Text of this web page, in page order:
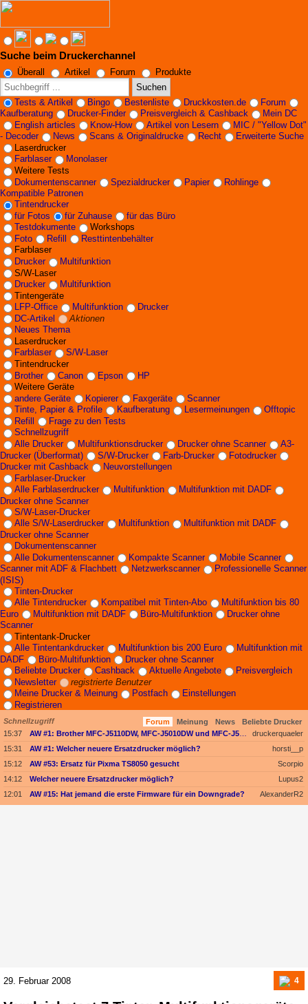
Suche beim Druckerchannel
Überall Artikel Forum
Produkte
Suchen
Tests & Artikel
Bingo Bestenliste Druckkosten.de
Forum
Kaufberatung
Drucker-Finder Preisvergleich & Cashback
Mein DC
English articles
Know-How Artikel von Lesern
MIC / "Yellow Dot"
- Decoder
News Scans & Originaldrucke Recht
Erweiterte Suche
Laserdrucker
Farblaser
Monolaser
Weitere Tests
Dokumentenscanner
Spezialdrucker Papier
Rohlinge
Kompatible Patronen
Tintendrucker
für Fotos
für Zuhause
für das Büro
Testdokumente
Workshops
Foto
Refill
Resttintenbehälter
Farblaser
Drucker
Multifunktion
S/W-Laser
Drucker
Multifunktion
Tintengeräte
LFP-Office
Multifunktion
Drucker
DC-Artikel
Aktionen
Neues Thema
Laserdrucker
Farblaser
S/W-Laser
Tintendrucker
Brother
Canon Epson
HP
Weitere Geräte
andere Geräte
Kopierer Faxgeräte
Scanner
Tinte, Papier & Profile
Kaufberatung Lesermeinungen
Offtopic
Refill
Frage zu den Tests
Schnellzugriff
Alle Drucker
Multifunktionsdrucker Drucker ohne Scanner
A3-
Drucker (Überformat)
S/W-Drucker Farb-Drucker
Fotodrucker
Drucker mit Cashback
Neuvorstellungen
Farblaser-Drucker
Alle Farblaserdrucker
Multifunktion
Multifunktion mit DADF
Drucker ohne Scanner
S/W-Laser-Drucker
Alle S/W-Laserdrucker
Multifunktion
Multifunktion mit DADF
Drucker ohne Scanner
Dokumentenscanner
Alle Dokumentenscanner
Kompakte Scanner
Mobile Scanner
Scanner mit ADF & Flachbett
Netzwerkscanner
Professionelle Scanner
(ISIS)
Tinten-Drucker
Alle Tintendrucker
Kompatibel mit Tinten-Abo
Multifunktion bis 80
Euro
Multifunktion mit DADF Büro-Multifunktion
Drucker ohne
Scanner
Tintentank-Drucker
Alle Tintentankdrucker
Multifunktion bis 200 Euro
Multifunktion mit
DADF
Büro-Multifunktion
Drucker ohne Scanner
Beliebte Drucker
Cashback Aktuelle Angebote
Preisvergleich
Newsletter
registrierte Benutzer
Meine Drucker & Meinung
Postfach
Einstellungen
Registrieren
Schnellzugriff Forum Meinung News
Beliebte Drucker
15:37
druckerquaeler
15:31
AW #1: Welcher neuere Ersatzdrucker möglich?
horsti__p
15:12
AW #53: Ersatz für Pixma TS8050 gesucht
Scorpio
14:12
Welcher neuere Ersatzdrucker möglich?
Lupus2
12:01
AW #15: Hat jemand die erste Firmware für ein Downgrade? AlexanderR2
29. Februar 2008 4
Angebote werden geladen...